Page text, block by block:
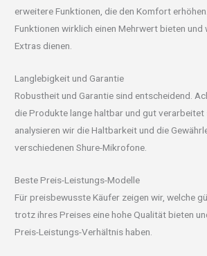
erweitere Funktionen, die den Komfort
Funktionen wirklich einen Mehrwert bieten und
Extras dienen.
Langlebigkeit und Garantie
Robustheit und Garantie sind entscheidend.
die Produkte lange haltbar und gut verarbeitet
analysieren wir die Haltbarkeit und die
verschiedenen Shure-Mikrofone.
Beste Preis-Leistungs-Modelle
Für preisbewusste Käufer zeigen wir, welche
trotz ihres Preises eine hohe Qualität bieten
Preis-Leistungs-Verhältnis haben.